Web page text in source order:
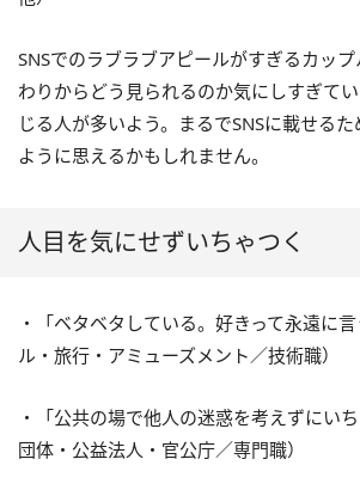
SNSでのラブラブアピールがすぎるカッ
わりからどう見られるのか気にしすぎて
じる人が多いよう。まるでSNSに載せる
ように思えるかもしれません。
人目を気にせずいちゃつく
・「ベタベタしている。好きって永遠に
ル・旅行・アミューズメント／技術職）
・「公共の場で他人の迷惑を考えずにい
団体・公益法人・官公庁／専門職）